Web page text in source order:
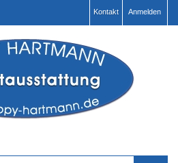
Anmelden
Kontakt